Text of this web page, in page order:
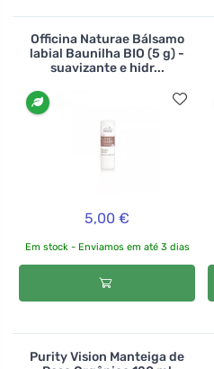
Officina Naturae Bálsamo
labial Baunilha BIO (5 g) -
suavizante e hidr...
5,00 €
Em stock - Enviamos em até 3 dias
Purity Vision Manteiga de